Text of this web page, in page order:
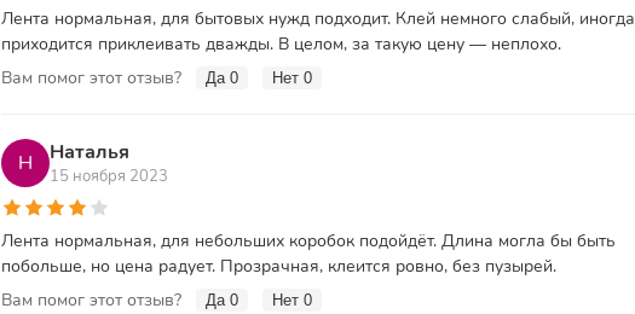
Лента нормальная, для бытовых нужд подходит. Клей немного слабый, иногда
приходится приклеивать дважды. В целом, за такую цену — неплохо.
Вам помог этот отзыв?
Да 0 Нет 0
Н Наталья
15 ноября 2023
Лента нормальная, для небольших коробок подойдёт. Длина могла бы быть
побольше, но цена радует. Прозрачная, клеится ровно, без пузырей.
Вам помог этот отзыв?
Да 0 Нет 0